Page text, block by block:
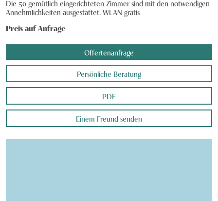
Die 50 gemütlich eingerichteten Zimmer sind mit den notwendigen
Annehmlichkeiten ausgestattet. WLAN gratis
Preis auf Anfrage
Offertenanfrage
Persönliche Beratung
PDF
Einem Freund senden